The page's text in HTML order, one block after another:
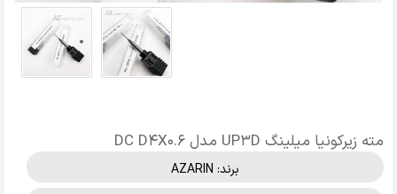
مته زیرکونیا میلینگ UP3D مدل DC D4X0.6
برند: AZARIN